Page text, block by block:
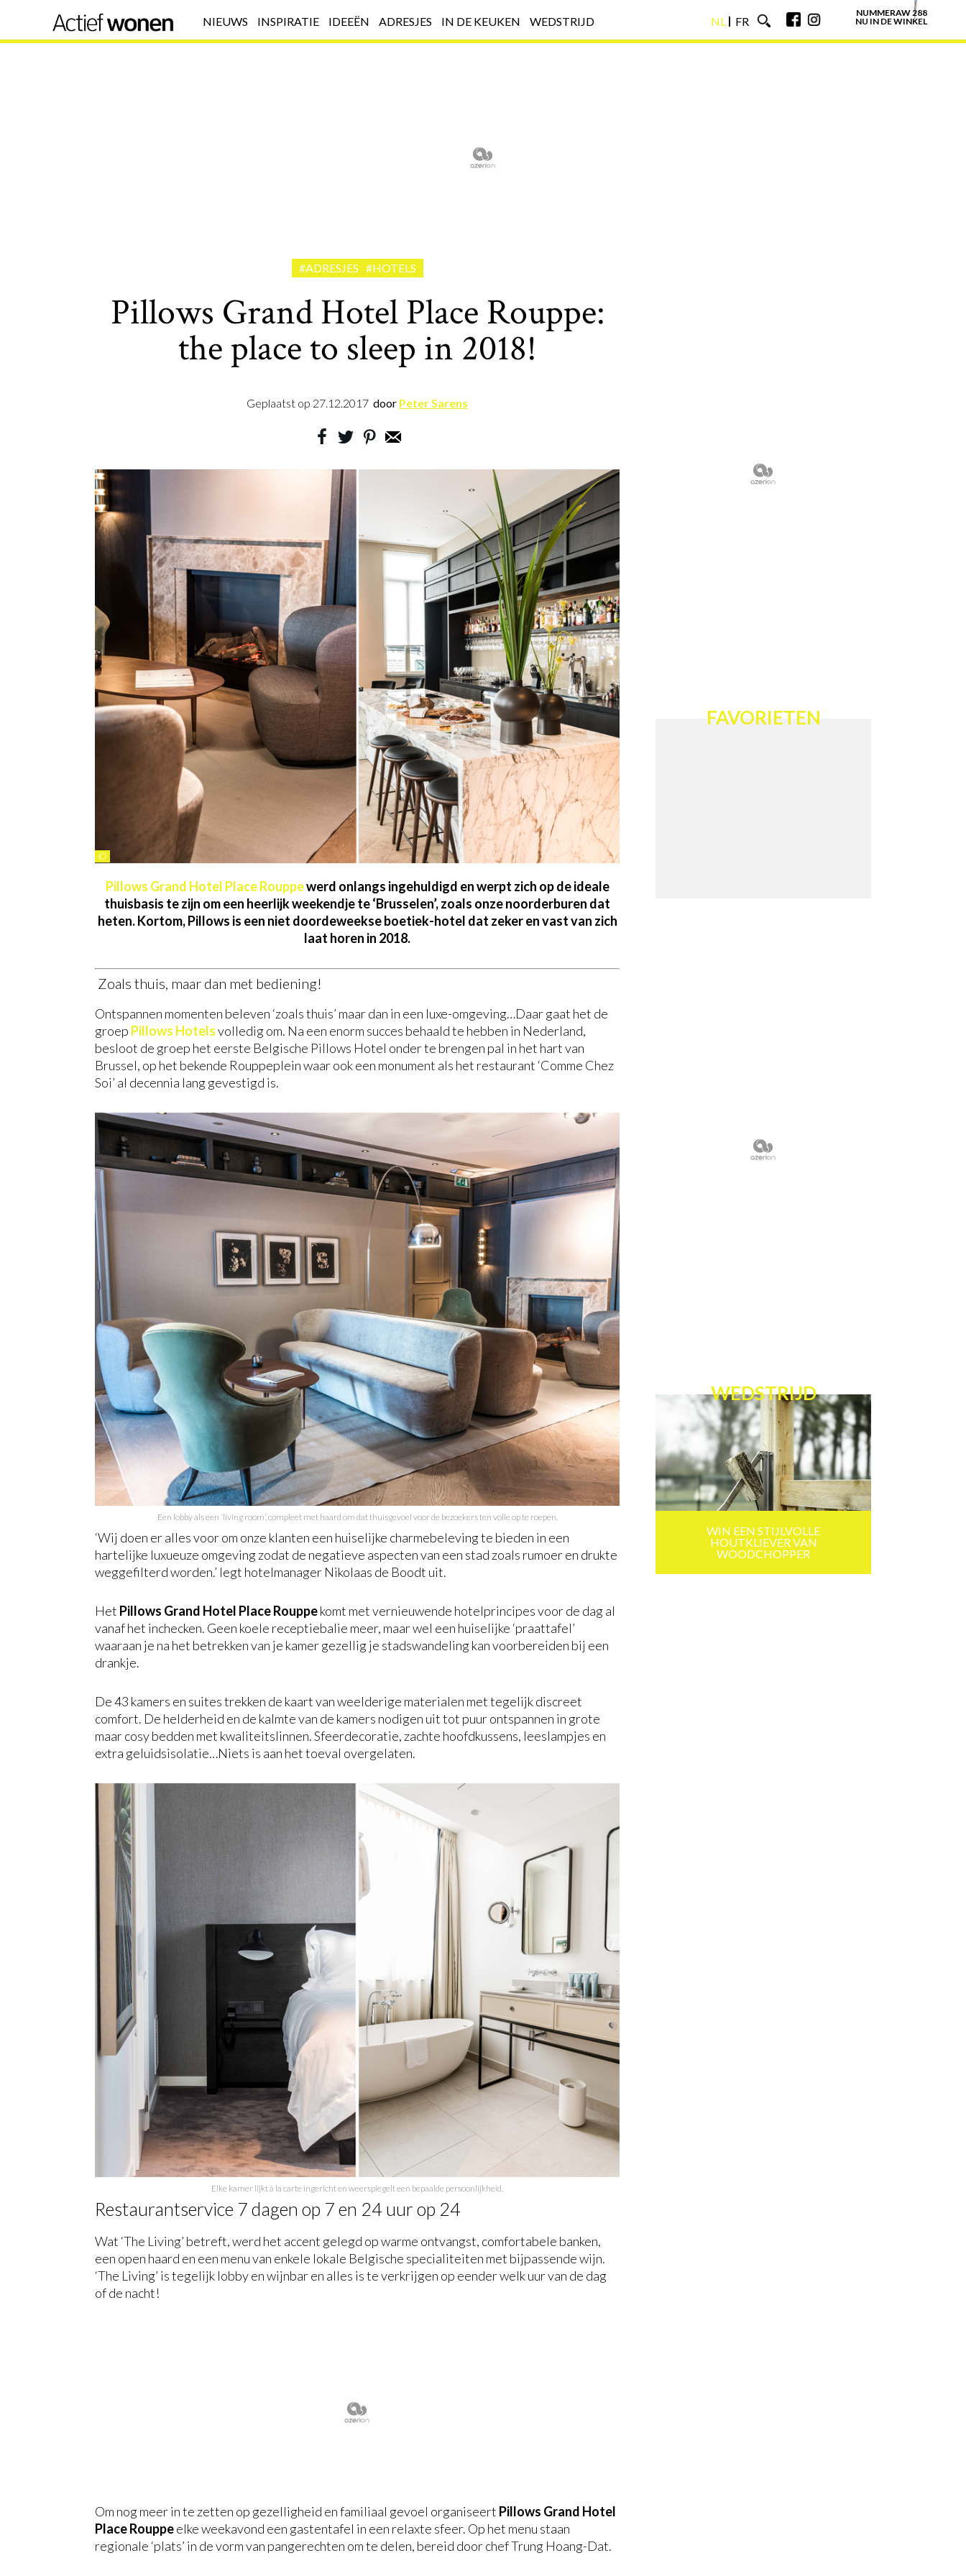
NIEUWS INSPIRATIE IDEEËN ADRESJES IN DE KEUKEN WEDSTRIJD
NL
FR
NUMMERAW 288
NU IN DE WINKEL
#ADRESJES #HOTELS
Pillows Grand Hotel Place Rouppe:
the place to sleep in 2018!
Geplaatst op 27.12.2017 door Peter Sarens
©
Pillows Grand Hotel Place Rouppewerd onlangs ingehuldigd en werpt zich op de ideale
thuisbasis te zijn om een heerlijk weekendje te ‘Brusselen’, zoals onze noorderburen dat
heten. Kortom, Pillows is een niet doordeweekse boetiek-hotel dat zeker en vast van zich
laat horen in 2018.
Zoals thuis, maar dan met bediening!
Ontspannen momenten beleven ‘zoals thuis’ maar dan in een luxe-omgeving…Daar gaat het de
groep Pillows Hotelsvolledig om. Na een enorm succes behaald te hebben in Nederland,
besloot de groep het eerste Belgische Pillows Hotel onder te brengen pal in het hart van
Brussel, op het bekende Rouppeplein waar ook een monument als het restaurant ‘Comme Chez
Soi’ al decennia lang gevestigd is.
Een lobby als een ‘living room’, compleet met haard om dat thuisgevoel voor de bezoekers ten volle op te roepen.
‘Wij doen er alles voor om onze klanten een huiselijke charmebeleving te bieden in een
hartelijke luxueuze omgeving zodat de negatieve aspecten van een stad zoals rumoer en drukte
weggefilterd worden.’ legt hotelmanager Nikolaas de Boodt uit.
Het Pillows Grand Hotel Place Rouppekomt met vernieuwende hotelprincipes voor de dag al
vanaf het inchecken. Geen koele receptiebalie meer, maar wel een huiselijke ‘praattafel’
waaraan je na het betrekken van je kamer gezellig je stadswandeling kan voorbereiden bij een
drankje.
De 43 kamers en suites trekken de kaart van weelderige materialen met tegelijk discreet
comfort. De helderheid en de kalmte van de kamers nodigen uit tot puur ontspannen in grote
maar cosy bedden met kwaliteitslinnen. Sfeerdecoratie, zachte hoofdkussens, leeslampjes en
extra geluidsisolatie…Niets is aan het toeval overgelaten.
Elke kamer lijkt à la carte ingericht en weerspiegelt een bepaalde persoonlijkheid.
Restaurantservice 7 dagen op 7 en 24 uur op 24
Wat ‘The Living’ betreft, werd het accent gelegd op warme ontvangst, comfortabele banken,
een open haard en een menu van enkele lokale Belgische specialiteiten met bijpassende wijn.
‘The Living’ is tegelijk lobby en wijnbar en alles is te verkrijgen op eender welk uur van de dag
of de nacht!
Om nog meer in te zetten op gezelligheid en familiaal gevoel organiseert Pillows Grand Hotel
Place Rouppeelke weekavond een gastentafel in een relaxte sfeer. Op het menu staan
regionale ‘plats’ in de vorm van pangerechten om te delen, bereid door chef Trung Hoang-Dat.
FAVORIETEN
WEDSTRIJD
WIN EEN STIJLVOLLE
HOUTKLIEVER VAN
WOODCHOPPER